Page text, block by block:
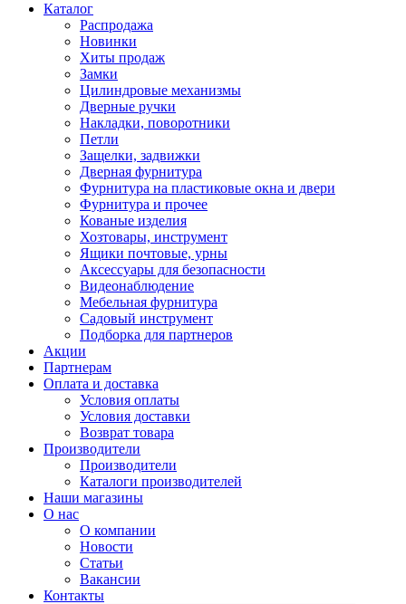
Каталог
Распродажа
Новинки
Хиты продаж
Замки
Цилиндровые механизмы
Дверные ручки
Накладки, поворотники
Петли
Защелки, задвижки
Дверная фурнитура
Фурнитура на пластиковые окна и двери
Фурнитура и прочее
Кованые изделия
Хозтовары, инструмент
Ящики почтовые, урны
Аксессуары для безопасности
Видеонаблюдение
Мебельная фурнитура
Садовый инструмент
Подборка для партнеров
Акции
Партнерам
Оплата и доставка
Условия оплаты
Условия доставки
Возврат товара
Производители
Производители
Каталоги производителей
Наши магазины
О нас
О компании
Новости
Статьи
Вакансии
Контакты